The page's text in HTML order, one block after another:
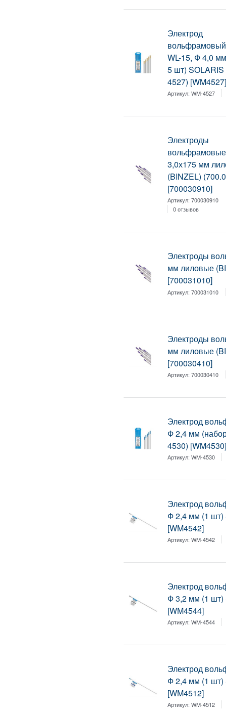
Электрод
вольфрамовый
WL-15, Ф 4,0
5 шт) SOLARIS
4527)
Артикул:WM-4527
Электроды
3,0х175 мм
(BINZEL)
[700030910]
Артикул:700030910
0 отзывов
Электроды
мм лиловые
[700031010]
Артикул:700031010
Электроды
мм лиловые
[700030410]
Артикул:700030410
Электрод
Ф 2,4 мм
4530)
Артикул:WM-4530
Электрод
Ф 2,4 мм (1 шт)
[WM4542]
Артикул:WM-4542
Электрод
Ф 3,2 мм (1 шт)
[WM4544]
Артикул:WM-4544
Электрод
Ф 2,4 мм (1 шт)
[WM4512]
Артикул:WM-4512